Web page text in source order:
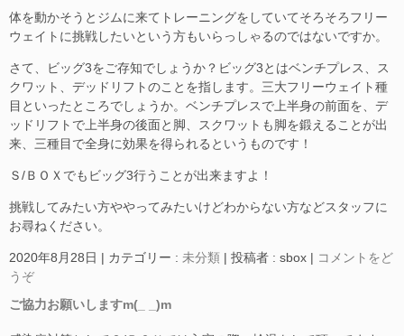
体を動かそうとジムに来てトレーニングをしていてそろそろフリー
ウェイトに挑戦したいという方もいらっしゃるのではないですか。
さて、ビッグ3をご存知でしょうか？ビッグ3とはベンチプレス、ス
クワット、デッドリフトのことを指します。三大フリーウェイト種
目といったところでしょうか。ベンチプレスで上半身の前面を、デ
ッドリフトで上半身の後面と脚、スクワットも脚を鍛えることが出
来、三種目で全身に効果を得られるというものです！
Ｓ/ＢＯＸでもビッグ3行うことが出来ますよ！
挑戦してみたい方ややってみたいけどわからない方などスタッフに
お尋ねください。
2020年8月28日 | カテゴリー : 未分類 | 投稿者 : sbox | コメントをど
うぞ
ご協力お願いしますm(_ _)m